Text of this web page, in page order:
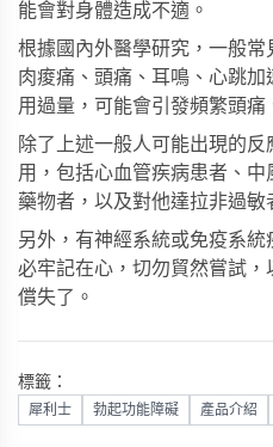
能會對身體造成不適。
根據國內外醫學研究，一般
肉痠痛、頭痛、耳鳴、心跳
用過量，可能會引發頻繁頭痛
除了上述一般人可能出現的
用，包括心血管疾病患者、
藥物者，以及對他達拉非過敏
另外，有神經系統或免疫系
必牢記在心，切勿貿然嘗試
償失了。
標籤：
犀利士 勃起功能障礙 產品介紹